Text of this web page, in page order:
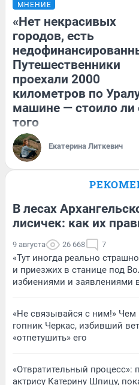
МНЕНИЕ
«Нет некрасивых
городов, есть
Путешественники
проехали 2000
километров по
машине — стоило ли
того
Екатерина Литкевич
В лесах
лисичек: как их
9 августа 26 668 7
«Тут иногда реально
и приезжих в станице под
избиениями и заявлениями
«Не связывайся с ним!» Чем
гопник Черкас, избивший
«отпетушить» его
«Отвратительный процесс»:
актрису Катерину Шпицу,